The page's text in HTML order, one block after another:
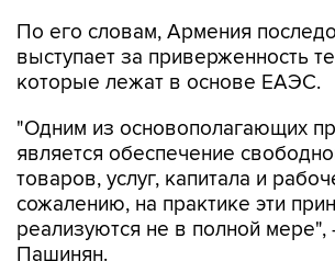
По его словам, Армения
выступает за приверженность
которые лежат в основе ЕАЭС.
"Одним из основополагающих
является обеспечение
товаров, услуг, капитала и
сожалению, на практике эти
реализуются не в полной мере",
Пашинян.